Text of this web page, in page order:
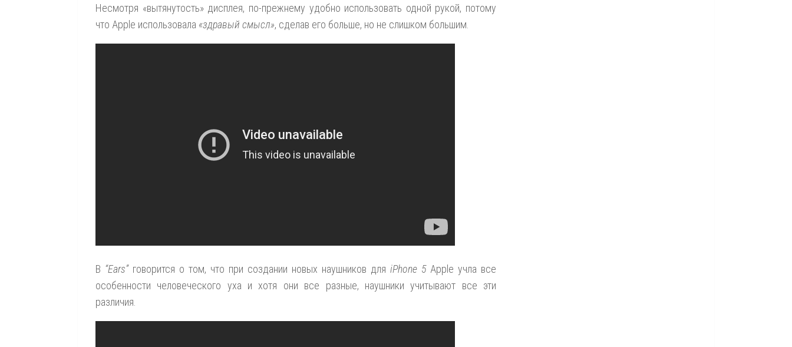
Несмотря «вытянутость» дисплея, по-прежнему удобно использовать одной рукой, потому
что Apple использовала «здравый смысл», сделав его больше, но не слишком большим.
В “Ears”говорится о том, что при создании новых наушников для iPhone 5Apple учла все
особенности человеческого уха и хотя они все разные, наушники учитывают все эти
различия.